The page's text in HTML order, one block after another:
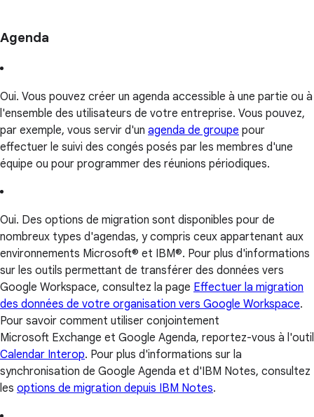
Agenda
Oui. Vous pouvez créer un agenda accessible à une partie ou à
l'ensemble des utilisateurs de votre entreprise. Vous pouvez,
par exemple, vous servir d'un agenda de groupe pour
effectuer le suivi des congés posés par les membres d'une
équipe ou pour programmer des réunions périodiques.
Oui. Des options de migration sont disponibles pour de
nombreux types d'agendas, y compris ceux appartenant aux
environnements Microsoft® et IBM®. Pour plus d'informations
sur les outils permettant de transférer des données vers
Google Workspace, consultez la page Effectuer la migration
des données de votre organisation vers Google Workspace.
Pour savoir comment utiliser conjointement
Microsoft Exchange et Google Agenda, reportez-vous à l'outil
Calendar Interop. Pour plus d'informations sur la
synchronisation de Google Agenda et d'IBM Notes, consultez
les options de migration depuis IBM Notes.